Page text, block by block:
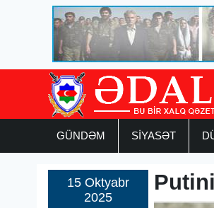
GÜNDƏM SİYASƏT
15 Oktyabr
2025